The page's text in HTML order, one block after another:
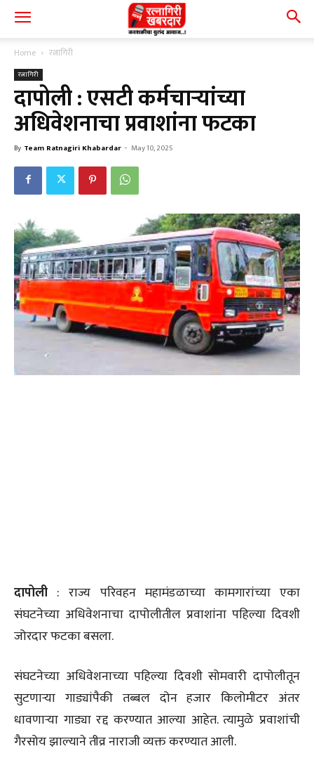
Home रत्नागिरी
रत्नागिरी
दापोली : एसटी कर्मचाऱ्यांच्या
अधिवेशनाचा प्रवाशांना फटका
By Team Ratnagiri Khabardar - May 10, 2025
दापोली : राज्य परिवहन महामंडळाच्या कामगारांच्या एका
संघटनेच्या अधिवेशनाचा दापोलीतील प्रवाशांना पहिल्या दिवशी
जोरदार फटका बसला.
संघटनेच्या अधिवेशनाच्या पहिल्या दिवशी सोमवारी दापोलीतून
सुटणाऱ्या गाड्यांपैकी तब्बल दोन हजार किलोमीटर अंतर
धावणाऱ्या गाड्या रद्द करण्यात आल्या आहेत. त्यामुळे प्रवाशांची
गैरसोय झाल्याने तीव्र नाराजी व्यक्त करण्यात आली.